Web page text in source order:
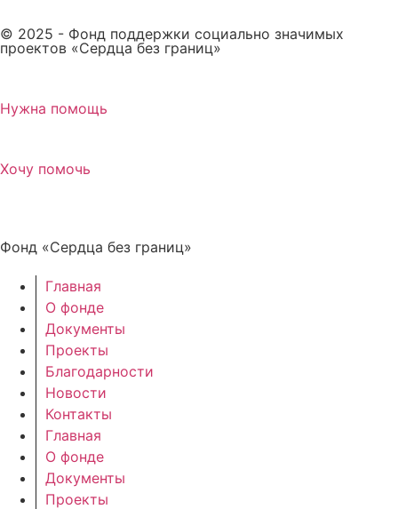
© 2025 - Фонд поддержки социально значимых
проектов «Сердца без границ»
Нужна помощь
Хочу помочь
Фонд «Сердца без границ»
Главная
О фонде
Документы
Проекты
Благодарности
Новости
Контакты
Главная
О фонде
Документы
Проекты